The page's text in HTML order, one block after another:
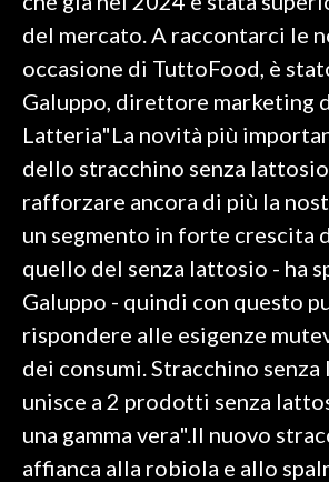
GOSSIP
SALUTE
SARDEGNA TURISMO
SARDI NEL MONDO
NOTIZIE
EVENTI
3 MINUTI CON
del mercato. A raccontarci le
occasione di TuttoFood, è
Galuppo, direttore marketing
Latteria"La novità più
dello stracchino senza lattosio
rafforzare ancora di più la
un segmento in forte crescita
quello del senza lattosio - ha
Galuppo - quindi con questo
rispondere alle esigenze
dei consumi. Stracchino
unisce a 2 prodotti senza
una gamma vera".Il nuovo
affianca alla robiola e allo